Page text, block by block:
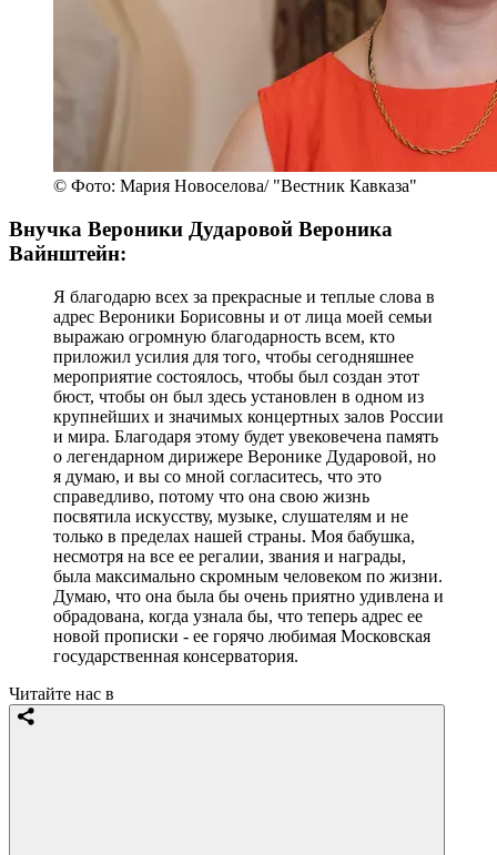
© Фото: Мария Новоселова/ "Вестник Кавказа"
Внучка Вероники Дударовой Вероника
Вайнштейн:
Я благодарю всех за прекрасные и теплые слова в
адрес Вероники Борисовны и от лица моей семьи
выражаю огромную благодарность всем, кто
приложил усилия для того, чтобы сегодняшнее
мероприятие состоялось, чтобы был создан этот
бюст, чтобы он был здесь установлен в одном из
крупнейших и значимых концертных залов России
и мира. Благодаря этому будет увековечена память
о легендарном дирижере Веронике Дударовой, но
я думаю, и вы со мной согласитесь, что это
справедливо, потому что она свою жизнь
посвятила искусству, музыке, слушателям и не
только в пределах нашей страны. Моя бабушка,
несмотря на все ее регалии, звания и награды,
была максимально скромным человеком по жизни.
Думаю, что она была бы очень приятно удивлена и
обрадована, когда узнала бы, что теперь адрес ее
новой прописки - ее горячо любимая Московская
государственная консерватория.
Читайте нас в